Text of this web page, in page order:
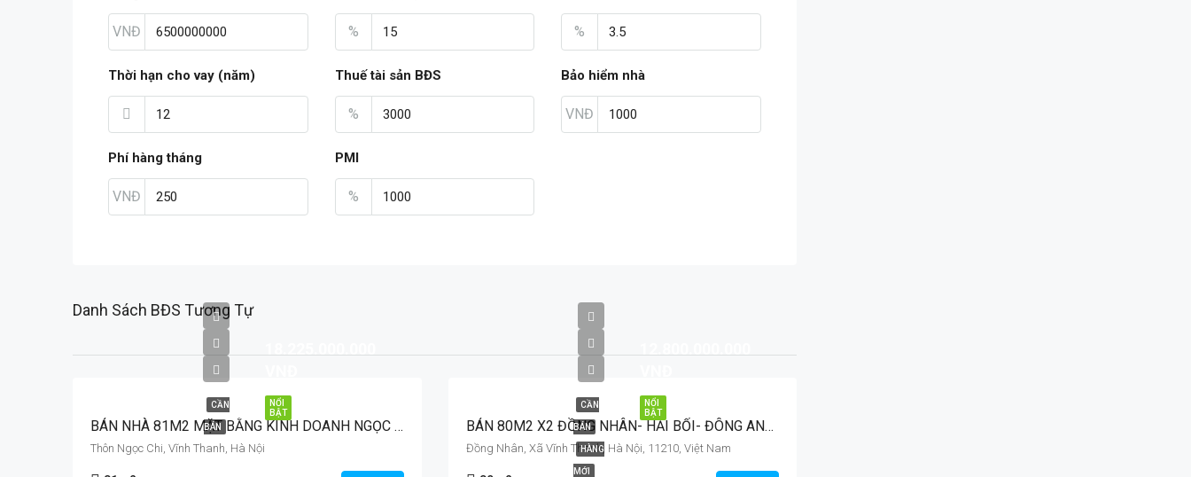
VNĐ % %
Thời hạn cho vay (năm) Thuế tài sản BĐS
%
Bảo hiểm nhà
VNĐ
Phí hàng tháng
VNĐ
PMI
%
Danh Sách BĐS Tương Tự
NỔI
BẬT
CẦN
BÁN BÁN NHÀ 81M2 MẶT BẰNG KINH DOANH NGỌC CHI- VĨNH THANH- Ô TÔ THÔNG TỨ PHÍA
Thôn Ngọc Chi, Vĩnh Thanh, Hà Nội
NỔI
BẬT
CẦN
BÁN
HÀNG
MỚI
BÁN 80M2 X2 ĐỒNG NHÂN- HẢI BỐI- ĐÔNG ANH- VỊ TRÍ VÀNG
Đồng Nhân, Xã Vĩnh Thanh, Hà Nội, 11210, Việt Nam